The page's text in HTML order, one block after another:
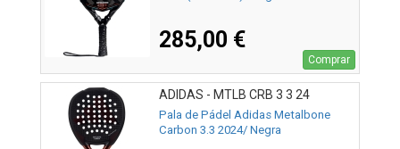
285,00 €
Comprar
ADIDAS - MTLB CRB 3 3 24
Pala de Pádel Adidas Metalbone
Carbon 3.3 2024/ Negra